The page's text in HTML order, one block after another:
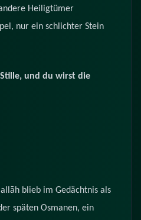
Heiligtümer
nur ein schlichter Stein
und du wirst die
blieb im Gedächtnis als
späten Osmanen, ein